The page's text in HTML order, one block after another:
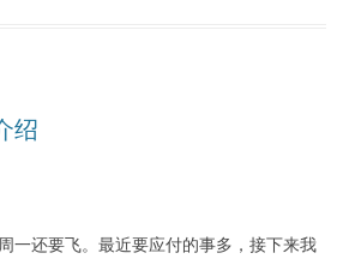
绍
还要飞。最近要应付的事多，接下来我